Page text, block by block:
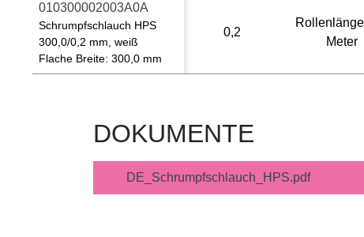
010300002003A0A
Schrumpfschlauch HPS
300,0/0,2 mm, weiß
Flache Breite: 300,0 mm
0,2
Meter
DOKUMENTE
DE_Schrumpfschlauch_HPS.pdf